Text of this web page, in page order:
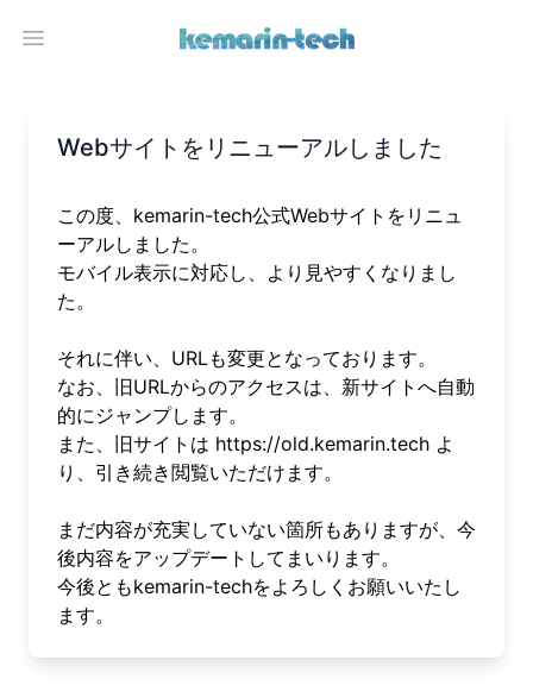
Open main menu
Webサイトをリニューアルしました
この度、kemarin-tech公式Webサイトをリニュ
ーアルしました。
モバイル表示に対応し、より見やすくなりまし
た。
それに伴い、URLも変更となっております。
なお、旧URLからのアクセスは、新サイトへ自動
的にジャンプします。
また、旧サイトは https://old.kemarin.tech よ
り、引き続き閲覧いただけます。
まだ内容が充実していない箇所もありますが、今
後内容をアップデートしてまいります。
今後ともkemarin-techをよろしくお願いいたし
ます。